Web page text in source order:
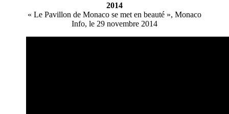
2014
« Le Pavillon de Monaco se met en beauté », Monaco
Info, le 29 novembre 2014